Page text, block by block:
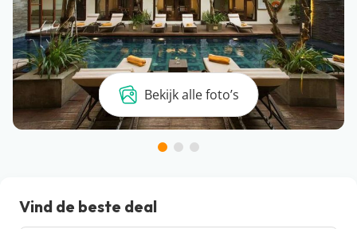
Bekijk alle foto’s
Vind de beste deal